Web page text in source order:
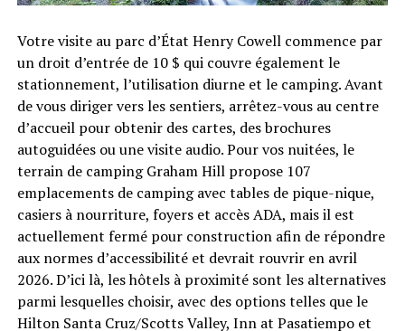
Votre visite au parc d’État Henry Cowell commence par
un droit d’entrée de 10 $ qui couvre également le
stationnement, l’utilisation diurne et le camping. Avant
de vous diriger vers les sentiers, arrêtez-vous au centre
d’accueil pour obtenir des cartes, des brochures
autoguidées ou une visite audio. Pour vos nuitées, le
terrain de camping Graham Hill propose 107
emplacements de camping avec tables de pique-nique,
casiers à nourriture, foyers et accès ADA, mais il est
actuellement fermé pour construction afin de répondre
aux normes d’accessibilité et devrait rouvrir en avril
2026. D’ici là, les hôtels à proximité sont les alternatives
parmi lesquelles choisir, avec des options telles que le
Hilton Santa Cruz/Scotts Valley, Inn at Pasatiempo et